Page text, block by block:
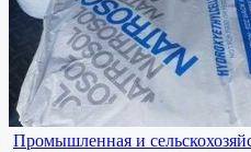
Промышленная и